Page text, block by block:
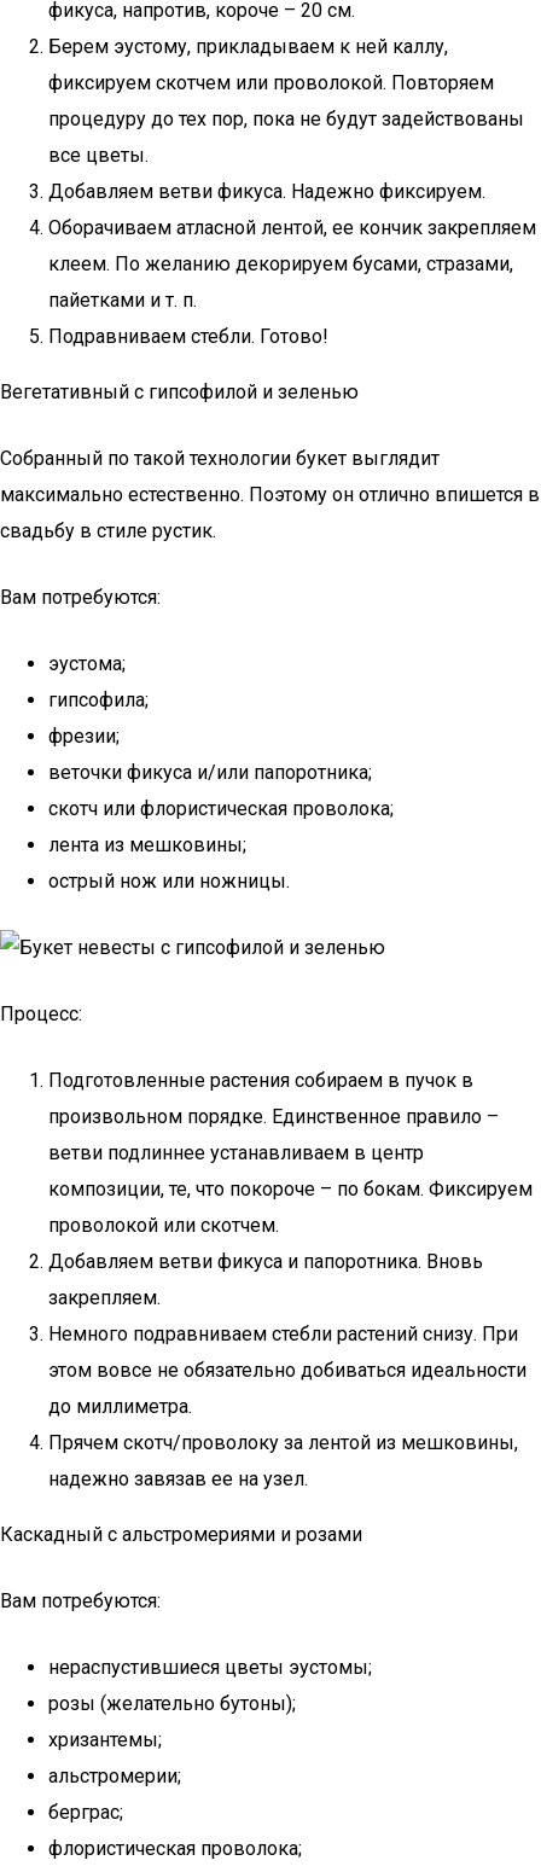
фикуса, напротив, короче – 20 см.
Берем эустому, прикладываем к ней каллу,
фиксируем скотчем или проволокой. Повторяем
процедуру до тех пор, пока не будут задействованы
все цветы.
Добавляем ветви фикуса. Надежно фиксируем.
Оборачиваем атласной лентой, ее кончик закрепляем
клеем. По желанию декорируем бусами, стразами,
пайетками и т. п.
Подравниваем стебли. Готово!
Вегетативный с гипсофилой и зеленью
Собранный по такой технологии букет выглядит
максимально естественно. Поэтому он отлично впишется в
свадьбу в стиле рустик.
Вам потребуются:
эустома;
гипсофила;
фрезии;
веточки фикуса и/или папоротника;
скотч или флористическая проволока;
лента из мешковины;
острый нож или ножницы.
Процесс:
Подготовленные растения собираем в пучок в
произвольном порядке. Единственное правило –
ветви подлиннее устанавливаем в центр
композиции, те, что покороче – по бокам. Фиксируем
проволокой или скотчем.
Добавляем ветви фикуса и папоротника. Вновь
закрепляем.
Немного подравниваем стебли растений снизу. При
этом вовсе не обязательно добиваться идеальности
до миллиметра.
Прячем скотч/проволоку за лентой из мешковины,
надежно завязав ее на узел.
Каскадный с альстромериями и розами
Вам потребуются:
нераспустившиеся цветы эустомы;
розы (желательно бутоны);
хризантемы;
альстромерии;
берграс;
флористическая проволока;